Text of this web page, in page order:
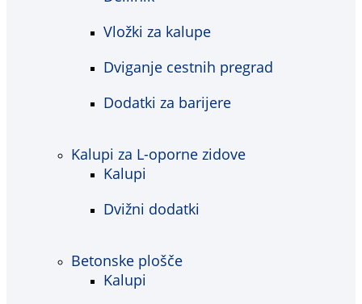
Vložki za kalupe
Dviganje cestnih pregrad
Dodatki za barijere
Kalupi za L-oporne zidove
Kalupi
Dvižni dodatki
Betonske plošče
Kalupi